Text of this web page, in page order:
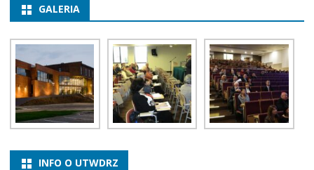
GALERIA
INFO O UTWDRZ